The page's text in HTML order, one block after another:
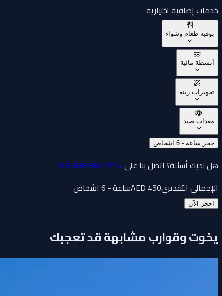
خدمات إضافية اختيارية
بوفيه طعام وشواء
أنشطة مائية
تجهيزات زينة
معدات صيد
حجز ساعة - 6 اشخاص
هل لديك أسئلة؟ اتصل بنا على +971 800 888 000
الإجمالي التقديري
AED450 ساعة - 6 اشخاص
احجز الآن
يخوت وقوارب مشابهة قد تعجبك